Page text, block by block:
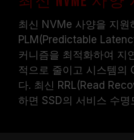
최신 NVMe 사양을 지
PLM(Predictable
커니즘을 최적화하여 지
적으로 줄이고 시스템의
다. 최신 RRL(Read
하면 SSD의 서비스 수